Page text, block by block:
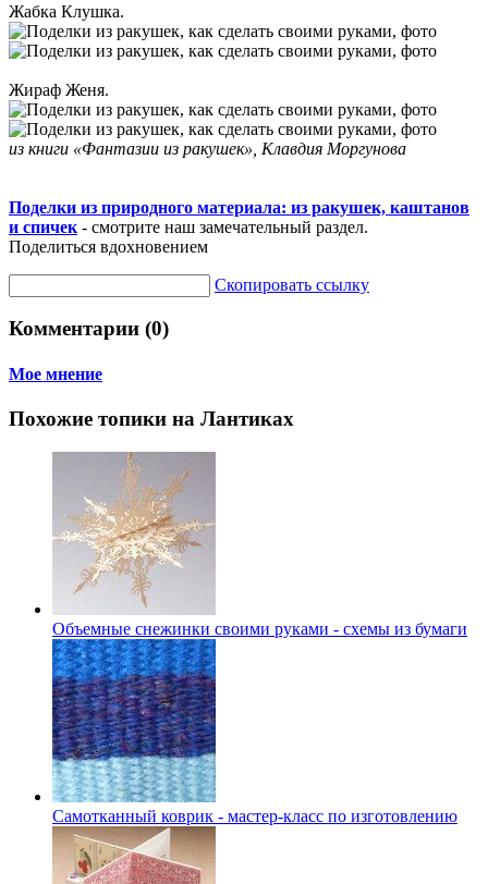
Жабка Клушка.
Жираф Женя.
из книги «Фантазии из ракушек», Клавдия Моргунова
Поделки из природного материала: из ракушек, каштанов
и спичек - смотрите наш замечательный раздел.
Поделиться вдохновением
Скопировать ссылку
Комментарии (0)
Мое мнение
Похожие топики на Лантиках
Объемные снежинки своими руками - схемы из бумаги
Самотканный коврик - мастер-класс по изготовлению